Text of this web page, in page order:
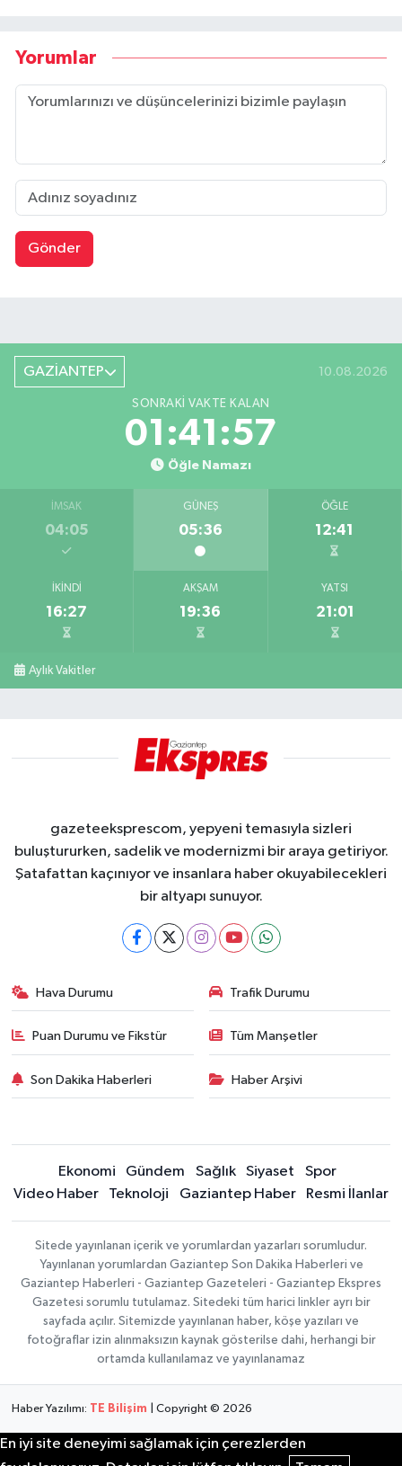
Yorumlar
Gönder
GAZİANTEP 10.08.2026
SONRAKI VAKTE KALAN
01:41:55
Öğle Namazı
İMSAK
04:05
GÜNEŞ
05:36
ÖĞLE
12:41
İKINDI
16:27
AKŞAM
19:36
YATSI
21:01
Aylık Vakitler
gazeteeksprescom, yepyeni temasıyla sizleri
buluştururken, sadelik ve modernizmi bir araya getiriyor.
Şatafattan kaçınıyor ve insanlara haber okuyabilecekleri
bir altyapı sunuyor.
Hava Durumu Trafik Durumu
Puan Durumu ve Fikstür Tüm Manşetler
Son Dakika Haberleri Haber Arşivi
Ekonomi Gündem Sağlık Siyaset
Spor
Video Haber
Teknoloji Gaziantep Haber Resmi İlanlar
Sitede yayınlanan içerik ve yorumlardan yazarları sorumludur.
Yayınlanan yorumlardan Gaziantep Son Dakika Haberleri ve
Gaziantep Haberleri - Gaziantep Gazeteleri - Gaziantep Ekspres
Gazetesi sorumlu tutulamaz. Sitedeki tüm harici linkler ayrı bir
sayfada açılır. Sitemizde yayınlanan haber, köşe yazıları ve
fotoğraflar izin alınmaksızın kaynak gösterilse dahi, herhangi bir
ortamda kullanılamaz ve yayınlanamaz
Haber Yazılımı: TE Bilişim | Copyright © 2026
En iyi site deneyimi sağlamak için çerezlerden